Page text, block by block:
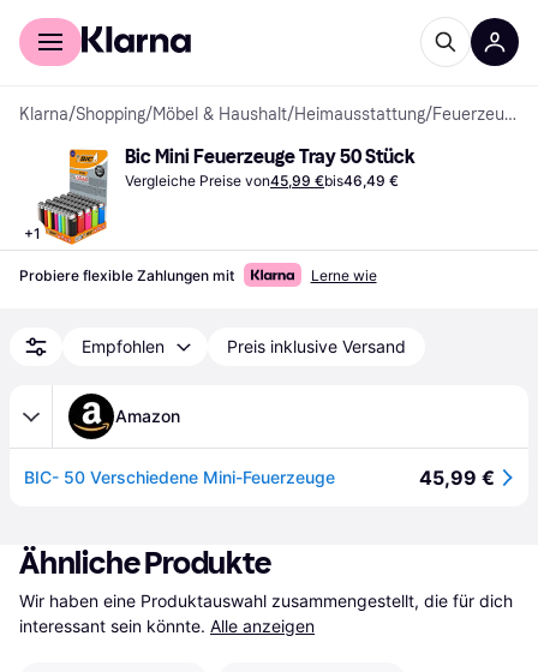
Für Shopper
Klarna/Shopping/Möbel & Haushalt/Heimausstattung/ Feuerzeuge
+1
Bic Mini Feuerzeuge Tray 50 Stück
Vergleiche Preise von45,99 €bis46,49 €
Probiere flexible Zahlungen mit Lerne wie
Empfohlen Preis inklusive Versand
Amazon
BIC- 50 Verschiedene Mini-Feuerzeuge 45,99 €
Ähnliche Produkte
Wir haben eine Produktauswahl zusammengestellt, die für dich
interessant sein könnte. Alle anzeigen